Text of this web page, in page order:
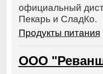
официальный
Пекарь и СладКо.
Продукты питания
ООО